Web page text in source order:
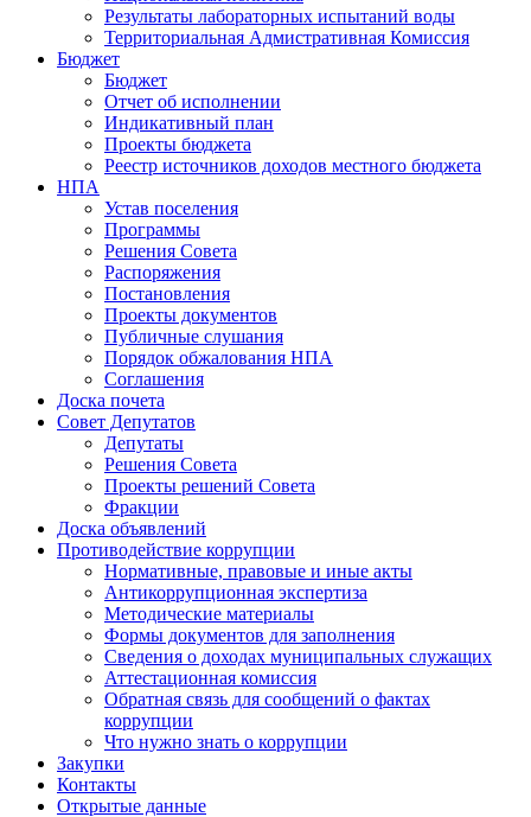
Результаты лабораторных испытаний воды
Территориальная Адмистративная Комиссия
Бюджет
Бюджет
Отчет об исполнении
Индикативный план
Проекты бюджета
Реестр источников доходов местного бюджета
НПА
Устав поселения
Программы
Решения Совета
Распоряжения
Постановления
Проекты документов
Публичные слушания
Порядок обжалования НПА
Соглашения
Доска почета
Совет Депутатов
Депутаты
Решения Совета
Проекты решений Совета
Фракции
Доска объявлений
Противодействие коррупции
Нормативные, правовые и иные акты
Антикоррупционная экспертиза
Методические материалы
Формы документов для заполнения
Сведения о доходах муниципальных служащих
Аттестационная комиссия
Обратная связь для сообщений о фактах
коррупции
Что нужно знать о коррупции
Закупки
Контакты
Открытые данные